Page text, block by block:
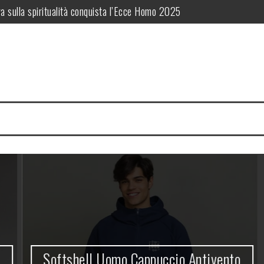
sulla spiritualità conquista l’Ecce Homo 2025
che regala grande visibilità al tuo brand
e Fascino Toscano per il Tuo Giorno Speciale
diventa testimonianza
Softshell Uomo Cappuccio Antivento